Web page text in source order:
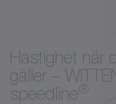
Hastighet när
gäller –
speedline®